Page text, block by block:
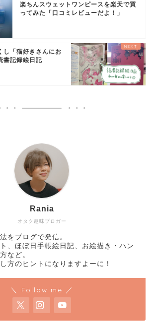
楽ちんスウェットワンピースを楽天で買
ってみた「口コミレビューだよ！」
し「猫好きさんにお
書記録絵日記
オタク趣味ブロガー
Rania
をブログで発信。
、ほぼ日手帳絵日記、お絵描き・ハン
など。
方のヒントになりますよーに！
＼ Follow me ／